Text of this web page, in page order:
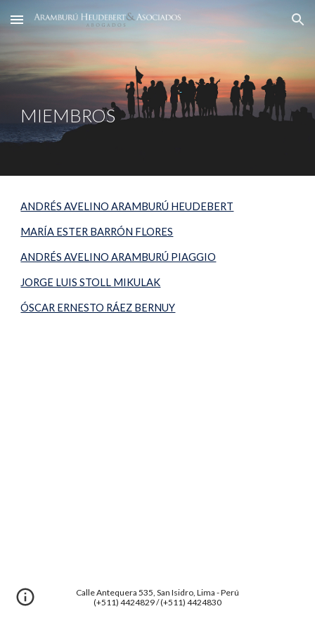
Skip to main content Skip to navigation
MIEMBROS
ANDRÉS AVELINO ARAMBURÚ HEUDEBERT
MARÍA ESTER BARRÓN FLORES
ANDRÉS AVELINO ARAMBURÚ PIAGGIO
JORGE LUIS STOLL MIKULAK
ÓSCAR ERNESTO RÁEZ BERNUY
Calle Antequera 535, San Isidro, Lima - Perú
(+511) 4424829 / (+511) 4424830